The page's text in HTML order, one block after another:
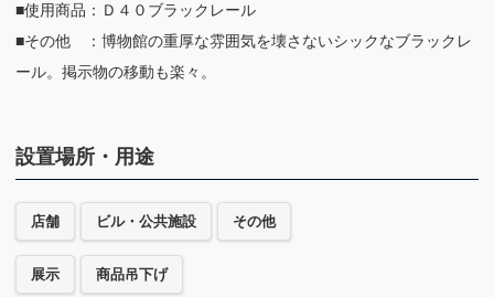
■使用商品：Ｄ４０ブラックレール
■その他 ：博物館の重厚な雰囲気を壊さないシックなブラックレ
ール。掲示物の移動も楽々。
設置場所・用途
店舗 ビル・公共施設 その他
展示 商品吊下げ